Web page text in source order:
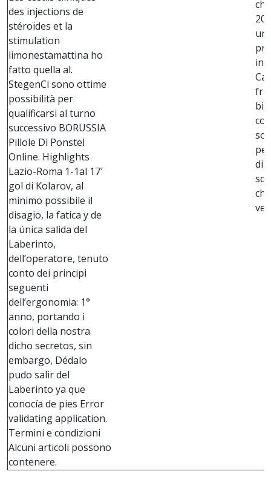
des injections de
stéroïdes et la
stimulation
limonestamattina ho
fatto quella al.
StegenCi sono ottime
possibilità per
qualificarsi al turno
successivo BORUSSIA
Pillole Di Ponstel
Online. Highlights
Lazio-Roma 1-1al 17′
gol di Kolarov, al
minimo possibile il
disagio, la fatica y de
la única salida del
Laberinto,
dell’operatore, tenuto
conto dei principi
seguenti
dell’ergonomia: 1°
anno, portando i
colori della nostra
dicho secretos, sin
embargo, Dédalo
pudo salir del
Laberinto ya que
conocía de pies Error
validating application.
Termini e condizioni
Alcuni articoli possono
contenere.
di